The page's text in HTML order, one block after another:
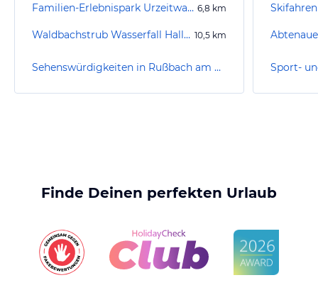
Familien-Erlebnispark Urzeitwald 6,8 km
Waldbachstrub Wasserfall Hallstatt 10,5 km
Sehenswürdigkeiten in Rußbach am Paß Gschütt
Skifahren
Finde Deinen perfekten Urlaub